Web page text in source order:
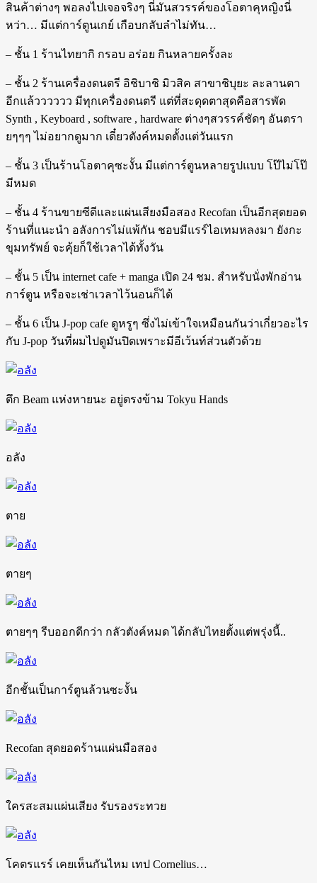
สินค้าต่างๆ พอลงไปเจอจริงๆ นี่มันสวรรค์ของโอตาคุหญิงนี่
หว่า… มีแต่การ์ตูนเกย์ เกือบกลับลำไม่ทัน…
– ชั้น 1 ร้านไทยากิ กรอบ อร่อย กินหลายครั้งละ
– ชั้น 2 ร้านเครื่องดนตรี อิชิบาชิ มิวสิค สาขาชิบุยะ ละลานตา
อีกแล้วววววว มีทุกเครื่องดนตรี แต่ที่สะดุดตาสุดคือสารพัด
Synth , Keyboard , software , hardware ต่างๆสวรรค์ชัดๆ อันตรา
ยๆๆๆ ไม่อยากดูมาก เดี๋ยวตังค์หมดตั้งแต่วันแรก
– ชั้น 3 เป็นร้านโอตาคุซะงั้น มีแต่การ์ตูนหลายรูปแบบ โป๊ไม่โป๊
มีหมด
– ชั้น 4 ร้านขายซีดีและแผ่นเสียงมือสอง Recofan เป็นอีกสุดยอด
ร้านที่แนะนำ อลังการไม่แพ้กัน ชอบมีแรร์ไอเทมหลงมา ยังกะ
ขุมทรัพย์ จะคุ้ยก็ใช้เวลาได้ทั้งวัน
– ชั้น 5 เป็น internet cafe + manga เปิด 24 ชม. สำหรับนั่งพักอ่าน
การ์ตูน หรือจะเช่าเวลาไว้นอนก็ได้
– ชั้น 6 เป็น J-pop cafe ดูหรูๆ ซึ่งไม่เข้าใจเหมือนกันว่าเกี่ยวอะไร
กับ J-pop วันที่ผมไปดูมันปิดเพราะมีอีเว้นท์ส่วนตัวด้วย
ตึก Beam แห่งหายนะ อยู่ตรงข้าม Tokyu Hands
อลัง
ตาย
ตายๆ
ตายๆๆ รีบออกดีกว่า กลัวตังค์หมด ได้กลับไทยตั้งแต่พรุ่งนี้..
อีกชั้นเป็นการ์ตูนล้วนซะงั้น
Recofan สุดยอดร้านแผ่นมือสอง
ใครสะสมแผ่นเสียง รับรองระทวย
โคตรแรร์ เคยเห็นกันไหม เทป Cornelius…